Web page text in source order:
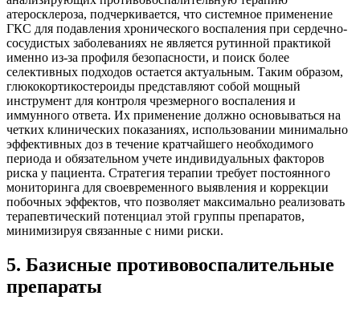
атеросклероза, подчеркивается, что системное применение
ГКС для подавления хронического воспаления при сердечно-
сосудистых заболеваниях не является рутинной практикой
именно из-за профиля безопасности, и поиск более
селективных подходов остается актуальным. Таким образом,
глюкокортикостероиды представляют собой мощный
инструмент для контроля чрезмерного воспаления и
иммунного ответа. Их применение должно основываться на
четких клинических показаниях, использовании минимально
эффективных доз в течение кратчайшего необходимого
периода и обязательном учете индивидуальных факторов
риска у пациента. Стратегия терапии требует постоянного
мониторинга для своевременного выявления и коррекции
побочных эффектов, что позволяет максимально реализовать
терапевтический потенциал этой группы препаратов,
минимизируя связанные с ними риски.
5. Базисные противовоспалительные
препараты